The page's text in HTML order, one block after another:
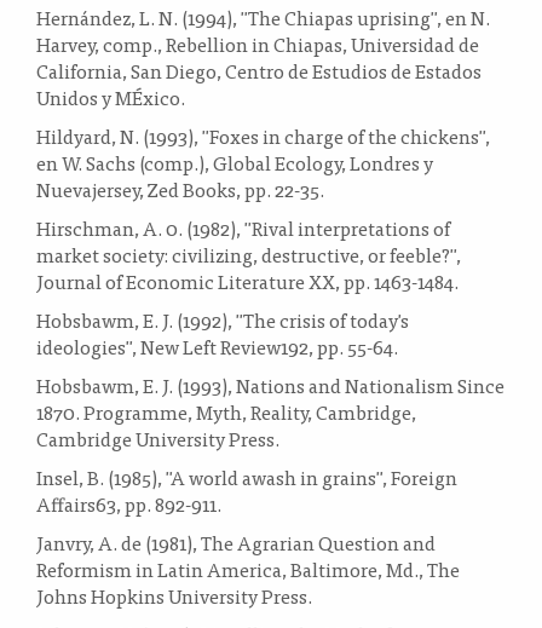
Hernández, L. N. (1994), "The Chiapas uprising", en N.
Harvey, comp., Rebellion in Chiapas, Universidad de
California, San Diego, Centro de Estudios de Estados
Unidos y MÉxico.
Hildyard, N. (1993), "Foxes in charge of the chickens",
en W. Sachs (comp.), Global Ecology, Londres y
Nuevajersey, Zed Books, pp. 22-35.
Hirschman, A. 0. (1982), "Rival interpretations of
market society: civilizing, destructive, or feeble?",
Journal of Economic Literature XX, pp. 1463-1484.
Hobsbawm, E. J. (1992), "The crisis of today's
ideologies", New Left Review192, pp. 55-64.
Hobsbawm, E. J. (1993), Nations and Nationalism Since
1870. Programme, Myth, Reality, Cambridge,
Cambridge University Press.
Insel, B. (1985), "A world awash in grains", Foreign
Affairs63, pp. 892-911.
Janvry, A. de (1981), The Agrarian Question and
Reformism in Latin America, Baltimore, Md., The
Johns Hopkins University Press.